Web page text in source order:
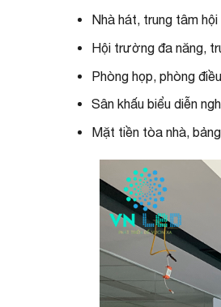
Nhà hát, trung tâm hội
Hội trường đa năng,
Phòng họp, phòng
Sân khấu biểu diễn
Mặt tiền tòa nhà,